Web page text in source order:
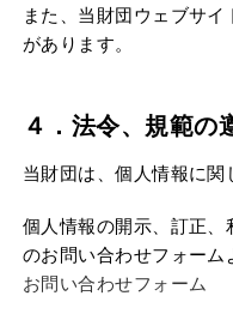
また、当財団ウェブサ
があります。
４．法令、規範の
当財団は、個人情報に関
個人情報の開示、訂正、
のお問い合わせフォーム
お問い合わせフォーム